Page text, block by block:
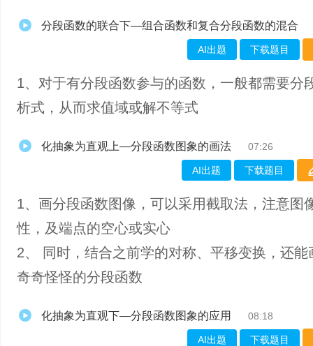
分段函数的联合下—组合函数和复合分段函数的混合
AI出题 下载题目
1、对于有分段函数参与的函数，一般都需要分
析式，从而求值域或解不等式
化抽象为直观上—分段函数图象的画法 07:26
AI出题 下载题目
1、画分段函数图像，可以采用截取法，注意图
性，及端点的空心或实心
2、 同时，结合之前学的对称、平移变换，还能
奇奇怪怪的分段函数
化抽象为直观下—分段函数图象的应用 08:18
AI出题 下载题目